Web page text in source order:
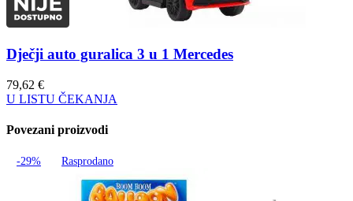
Dječji auto guralica 3 u 1 Mercedes
79,62 €
U LISTU ČEKANJA
Povezani proizvodi
-29% Rasprodano